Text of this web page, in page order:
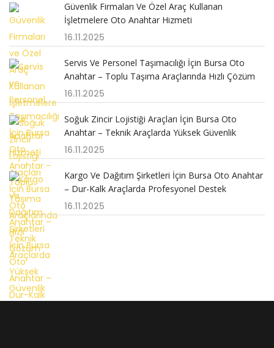
Güvenlik Firmaları Ve Özel Araç Kullanan
İşletmelere Oto Anahtar Hizmeti
16.11.2025
Servis Ve Personel Taşımacılığı İçin Bursa Oto
Anahtar – Toplu Taşıma Araçlarında Hızlı Çözüm
16.11.2025
Soğuk Zincir Lojistiği Araçları İçin Bursa Oto
Anahtar – Teknik Araçlarda Yüksek Güvenlik
16.11.2025
Kargo Ve Dağıtım Şirketleri İçin Bursa Oto Anahtar
– Dur-Kalk Araçlarda Profesyonel Destek
16.11.2025